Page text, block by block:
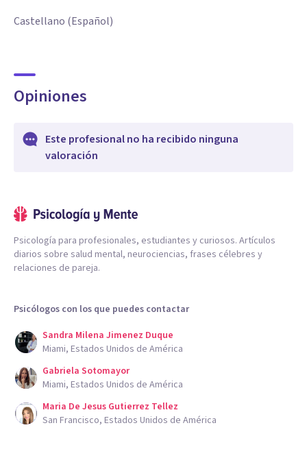
Castellano (Español)
Opiniones
Este profesional no ha recibido ninguna
valoración
Psicología para profesionales, estudiantes y curiosos. Artículos
diarios sobre salud mental, neurociencias, frases célebres y
relaciones de pareja.
Psicólogos con los que puedes contactar
Sandra Milena Jimenez Duque
Miami, Estados Unidos de América
Gabriela Sotomayor
Miami, Estados Unidos de América
Maria De Jesus Gutierrez Tellez
San Francisco, Estados Unidos de América